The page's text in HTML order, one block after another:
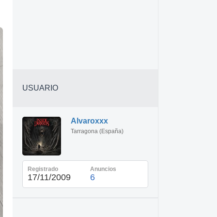
USUARIO
Alvaroxxx
Tarragona (España)
Registrado
17/11/2009
Anuncios
6